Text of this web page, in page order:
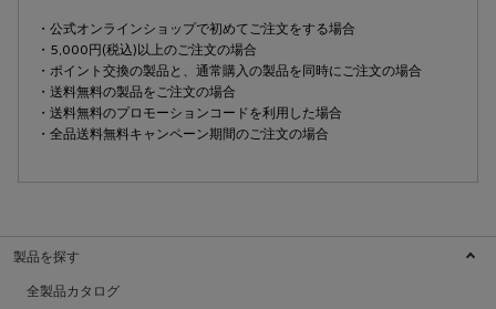
・公式オンラインショップで初めてご注文をする場合
・5,000円(税込)以上のご注文の場合
・ポイント交換の製品と、通常購入の製品を同時にご注文の場合
・送料無料の製品をご注文の場合
・送料無料のプロモーションコードを利用した場合
・全品送料無料キャンペーン期間のご注文の場合
製品を探す
全製品カタログ